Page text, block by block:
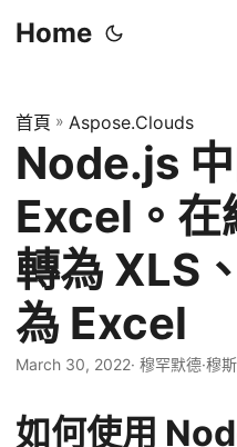
Home
首頁 » Aspose.Clouds
Node.js
Excel。在
轉為 XLS
為 Excel
March 30, 2022· 穆罕默德·穆
如何使用